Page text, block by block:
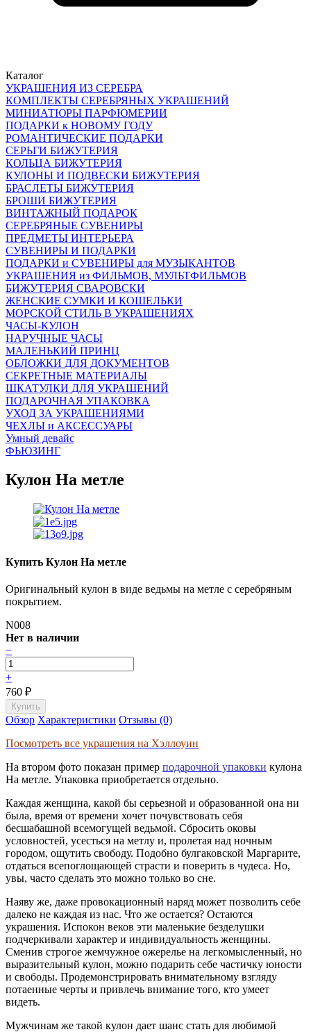
Каталог
УКРАШЕНИЯ ИЗ СЕРЕБРА
КОМПЛЕКТЫ СЕРЕБРЯНЫХ УКРАШЕНИЙ
МИНИАТЮРЫ ПАРФЮМЕРИИ
ПОДАРКИ к НОВОМУ ГОДУ
РОМАНТИЧЕСКИЕ ПОДАРКИ
СЕРЬГИ БИЖУТЕРИЯ
КОЛЬЦА БИЖУТЕРИЯ
КУЛОНЫ И ПОДВЕСКИ БИЖУТЕРИЯ
БРАСЛЕТЫ БИЖУТЕРИЯ
БРОШИ БИЖУТЕРИЯ
ВИНТАЖНЫЙ ПОДАРОК
СЕРЕБРЯНЫЕ СУВЕНИРЫ
ПРЕДМЕТЫ ИНТЕРЬЕРА
СУВЕНИРЫ И ПОДАРКИ
ПОДАРКИ и СУВЕНИРЫ для МУЗЫКАНТОВ
УКРАШЕНИЯ из ФИЛЬМОВ, МУЛЬТФИЛЬМОВ
БИЖУТЕРИЯ СВАРОВСКИ
ЖЕНСКИЕ СУМКИ И КОШЕЛЬКИ
МОРСКОЙ СТИЛЬ В УКРАШЕНИЯХ
ЧАСЫ-КУЛОН
НАРУЧНЫЕ ЧАСЫ
МАЛЕНЬКИЙ ПРИНЦ
ОБЛОЖКИ ДЛЯ ДОКУМЕНТОВ
СЕКРЕТНЫЕ МАТЕРИАЛЫ
ШКАТУЛКИ ДЛЯ УКРАШЕНИЙ
ПОДАРОЧНАЯ УПАКОВКА
УХОД ЗА УКРАШЕНИЯМИ
ЧEХЛЫ и АКСЕССУАРЫ
Умный девайс
ФЬЮЗИНГ
Кулон На метле
Купить Кулон На метле
Оригинальный кулон в виде ведьмы на метле с серебряным
покрытием.
N008
Нет в наличии
−
+
760 ₽
Обзор Характеристики Отзывы (0)
Посмотреть все украшения на Хэллоуин
На втором фото показан пример подарочной упаковки кулона
На метле. Упаковка приобретается отдельно.
Каждая женщина, какой бы серьезной и образованной она ни
была, время от времени хочет почувствовать себя
бесшабашной всемогущей ведьмой. Сбросить оковы
условностей, усесться на метлу и, пролетая над ночным
городом, ощутить свободу. Подобно булгаковской Маргарите,
отдаться всепоглощающей страсти и поверить в чудеса. Но,
увы, часто сделать это можно только во сне.
Наяву же, даже провокационный наряд может позволить себе
далеко не каждая из нас. Что же остается? Остаются
украшения. Испокон веков эти маленькие безделушки
подчеркивали характер и индивидуальность женщины.
Сменив строгое жемчужное ожерелье на легкомысленный, но
выразительный кулон, можно подарить себе частичку юности
и свободы. Продемонстрировать внимательному взгляду
потаенные черты и привлечь внимание того, кто умеет
видеть.
Мужчинам же такой кулон дает шанс стать для любимой